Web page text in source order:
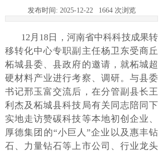
发布时间: 2025-12-22 1664 次浏览
12月18日，河南省中科科技成果转
移转化中心专职副主任杨卫东受商丘
柘城县委、县政府的邀请，就柘城超
硬材料产业进行考察、调研。与县委
书记邢玉富交流后，在分管副县长王
利杰及柘城县科技局有关同志陪同下
实地走访赞碳科技等本地初创企业、
厚德集团的“小巨人”企业以及惠丰钻
石、力量钻石等上市公司、行业龙头